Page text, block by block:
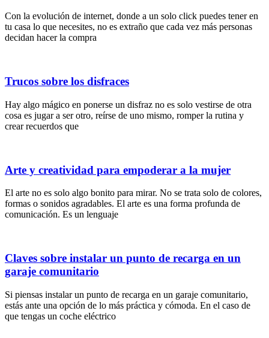
Con la evolución de internet, donde a un solo click puedes tener en
tu casa lo que necesites, no es extraño que cada vez más personas
decidan hacer la compra
Trucos sobre los disfraces
Hay algo mágico en ponerse un disfraz no es solo vestirse de otra
cosa es jugar a ser otro, reírse de uno mismo, romper la rutina y
crear recuerdos que
Arte y creatividad para empoderar a la mujer
El arte no es solo algo bonito para mirar. No se trata solo de colores,
formas o sonidos agradables. El arte es una forma profunda de
comunicación. Es un lenguaje
Claves sobre instalar un punto de recarga en un
garaje comunitario
Si piensas instalar un punto de recarga en un garaje comunitario,
estás ante una opción de lo más práctica y cómoda. En el caso de
que tengas un coche eléctrico